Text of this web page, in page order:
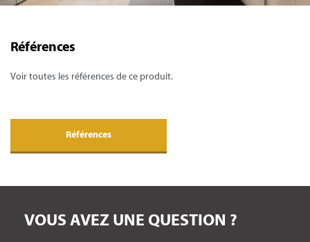
Références
Voir toutes les références de ce produit.
Références
VOUS AVEZ UNE QUESTION ?